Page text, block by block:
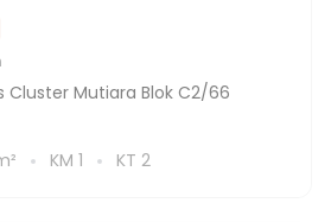
Mutiara Blok C2/66
KM 1 KT 2